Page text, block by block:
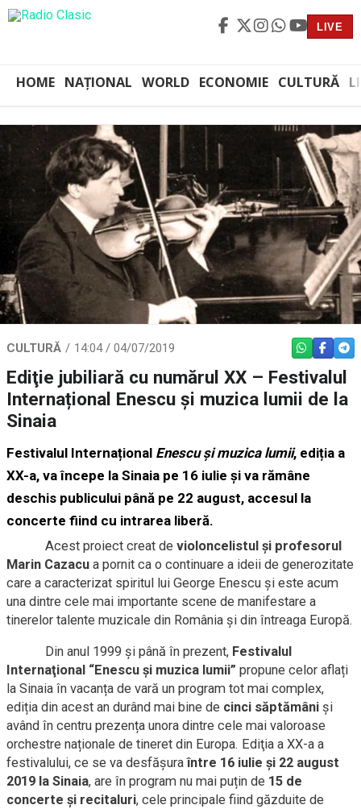
LIVE
HOME NAȚIONAL WORLD ECONOMIE CULTURĂ
CULTURĂ 14:04 / 04/07/2019 WHATSAPP
Ediţie jubiliară cu numărul XX – Festivalul
Internațional Enescu și muzica lumii de la
Sinaia
Festivalul Internațional Enescu și muzica lumii, ediția a
XX-a, va începe la Sinaia pe 16 iulie şi va rămâne
deschis publicului până pe 22 august, accesul la
concerte fiind cu intrarea liberă.
Acest proiect creat de violoncelistul și profesorul
Marin Cazacu a pornit ca o continuare a ideii de generozitate
care a caracterizat spiritul lui George Enescu și este acum
una dintre cele mai importante scene de manifestare a
tinerelor talente muzicale din România și din întreaga Europă.
Din anul 1999 și până în prezent, Festivalul
Internaţional “Enescu şi muzica lumii” propune celor aflați
la Sinaia în vacanța de vară un program tot mai complex,
ediția din acest an durând mai bine de cinci săptămâni și
având în centru prezența unora dintre cele mai valoroase
orchestre naționale de tineret din Europa. Ediţia a XX-a a
festivalului, ce se va desfășuraîntre 16 iulie și 22 august
2019 la Sinaia, are în program nu mai puțin de 15 de
concerte și recitaluri, cele principale fiind găzduite de